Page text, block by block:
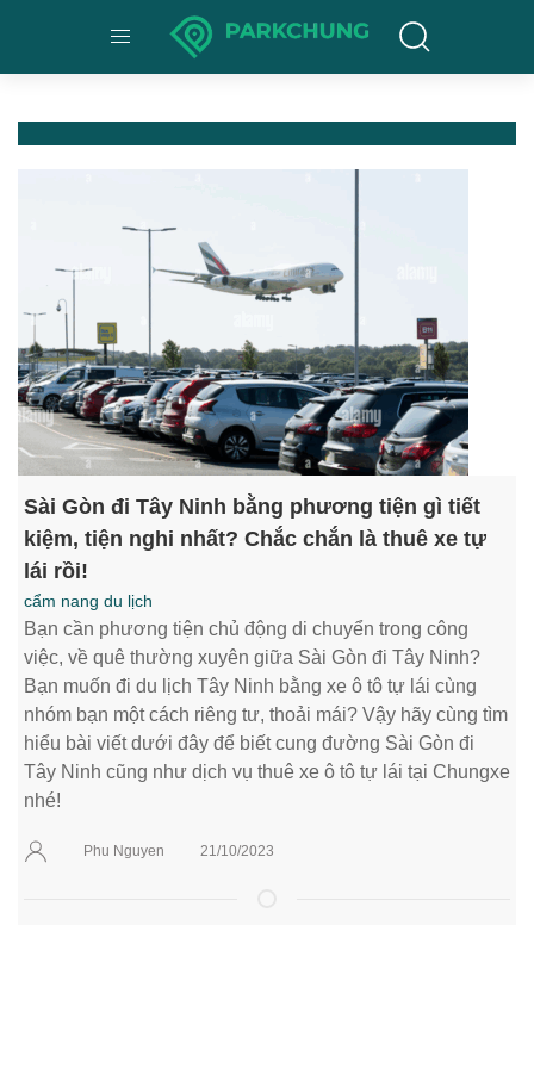
Sài Gòn đi Tây Ninh bằng phương tiện gì tiết
kiệm, tiện nghi nhất? Chắc chắn là thuê xe tự
lái rồi!
cẩm nang du lịch
Bạn cần phương tiện chủ động di chuyển trong công
việc, về quê thường xuyên giữa Sài Gòn đi Tây Ninh?
Bạn muốn đi du lịch Tây Ninh bằng xe ô tô tự lái cùng
nhóm bạn một cách riêng tư, thoải mái? Vậy hãy cùng tìm
hiểu bài viết dưới đây để biết cung đường Sài Gòn đi
Tây Ninh cũng như dịch vụ thuê xe ô tô tự lái tại Chungxe
nhé!
Phu Nguyen 21/10/2023